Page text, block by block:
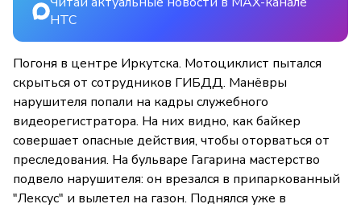
НТС
Погоня в центре Иркутска. Мотоциклист пытался
скрыться от сотрудников ГИБДД. Манёвры
нарушителя попали на кадры служебного
видеорегистратора. На них видно, как байкер
совершает опасные действия, чтобы оторваться от
преследования. На бульваре Гагарина мастерство
подвело нарушителя: он врезался в припаркованный
"Лексус" и вылетел на газон. Поднялся уже в